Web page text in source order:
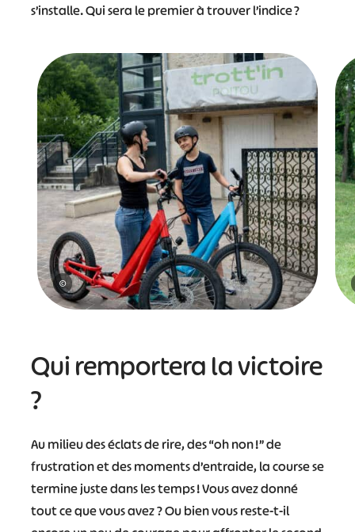
s’installe. Qui sera le premier à trouver l’indice ?
©
Qui remportera la victoire
?
Au milieu des éclats de rire, des “oh non !” de
frustration et des moments d’entraide, la course se
termine juste dans les temps ! Vous avez donné
tout ce que vous avez ? Ou bien vous reste-t-il
# # #
#
#
#